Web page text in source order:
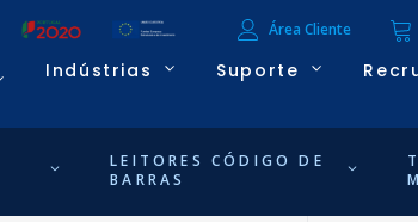
Área Cliente
Indústrias Suporte
LEITORES CÓDIGO DE
BARRAS